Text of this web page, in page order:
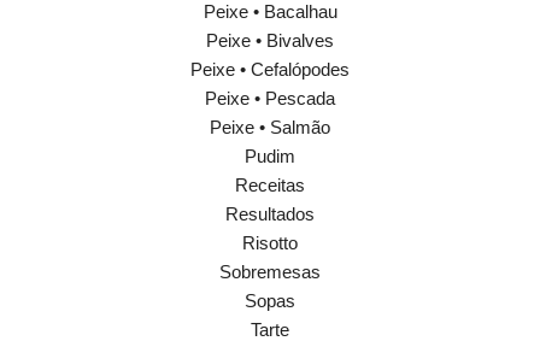
Peixe • Bacalhau
Peixe • Bivalves
Peixe • Cefalópodes
Peixe • Pescada
Peixe • Salmão
Pudim
Receitas
Resultados
Risotto
Sobremesas
Sopas
Tarte